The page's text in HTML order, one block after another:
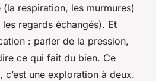
(la respiration, les murmures)
regards échangés). Et
: parler de la pression,
ce qui fait du bien. Ce
c’est une exploration à deux.